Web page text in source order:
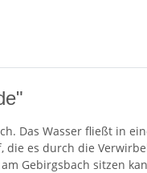
Das Wasser fließt in
es durch die
Gebirgsbach sitzen